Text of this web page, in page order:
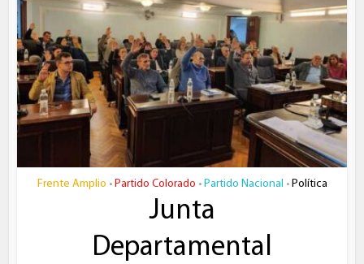
Frente Amplio • Partido Colorado • Partido Nacional • Política
Junta
Departamental